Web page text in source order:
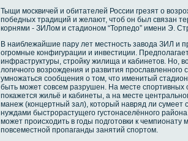
Тыщи москвичей и обитателей России грезят о
победных традиций и желают, чтоб он был связан
корнями - ЗИЛом и стадионом “Торпедо” имени Э.
В наиблежайшие пару лет местность завода ЗИЛ и
огромные конфигурации и инвестиции.
инфраструктуры, стройку жилища и кабинетов. Но,
логичного возрождения и развития прославленного
умножаться сообщения о том, что именитый
быть может совсем разрушен. На месте спортивных
покажется жильё и кабинеты, а на месте
манеж (концертный зал), который навряд ли сумеет
нуждами быстрорастущего густонаселённого
может происходить в годы подготовки к чемпионату
повсеместной пропаганды занятий спортом.